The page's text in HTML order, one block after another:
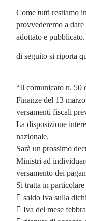
Come tutti restiamo
provvederemo a
adottato e pubblicato.
di seguito si riporta
“Il comunicato n. 50
Finanze del 13
versamenti fiscali
La disposizione
nazionale.
Sarà un prossimo
Ministri ad
versamento dei
Si tratta in
 saldo Iva sulla
 Iva del mese